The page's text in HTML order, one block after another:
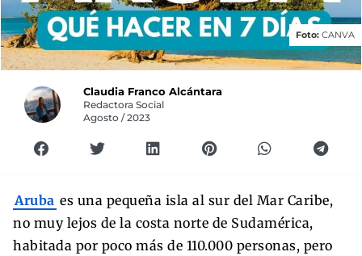
Foto: CANVA
Claudia Franco Alcántara
Redactora Social
Agosto / 2023
Aruba es una pequeña isla al sur del Mar Caribe,
no muy lejos de la costa norte de Sudamérica,
habitada por poco más de 110.000 personas, pero